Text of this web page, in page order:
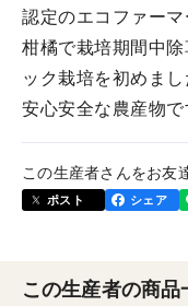
認定のエコファー
柑橘で栽培期間中
ック栽培を初めま
安心安全な農産物で
この生産者さんをお友
ポスト シェア
この生産者の商品